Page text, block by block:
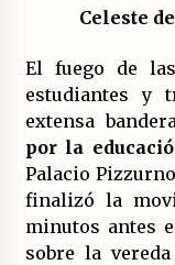
La
Celeste
El fuego de
estudiantes y
extensa
por la
Palacio
finalizó la
minutos antes
sobre la